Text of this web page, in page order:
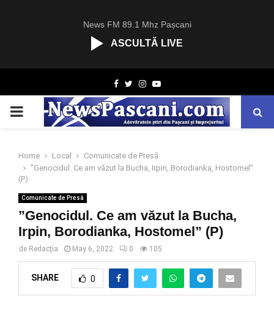
News FM 89.1 Mhz Pașcani
ASCULTĂ LIVE
Facebook
TwitterInstagram
Youtube
PRIMARY
Home Local
Comunicate de Presă
”Genocidul. Ce am văzut la Bucha, Irpin, Borodianka, Hostomel”
(P)
Comunicate de Presă
”Genocidul. Ce am văzut la Bucha,
Irpin, Borodianka, Hostomel” (P)
de Redacția May 6, 2022 0 105
SHARE 0